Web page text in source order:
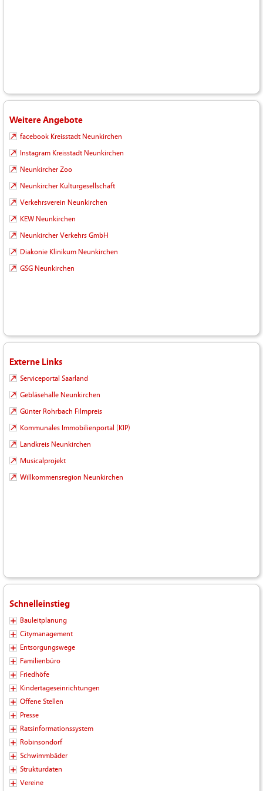
Weitere Angebote
facebook Kreisstadt Neunkirchen
Instagram Kreisstadt Neunkirchen
Neunkircher Zoo
Neunkircher Kulturgesellschaft
Verkehrsverein Neunkirchen
KEW Neunkirchen
Neunkircher Verkehrs GmbH
Diakonie Klinikum Neunkirchen
GSG Neunkirchen
Externe Links
Serviceportal Saarland
Gebläsehalle Neunkirchen
Günter Rohrbach Filmpreis
Kommunales Immobilienportal (KIP)
Landkreis Neunkirchen
Musicalprojekt
Willkommensregion Neunkirchen
Schnelleinstieg
Bauleitplanung
Citymanagement
Entsorgungswege
Familienbüro
Friedhöfe
Kindertageseinrichtungen
Offene Stellen
Presse
Ratsinformationssystem
Robinsondorf
Schwimmbäder
Strukturdaten
Vereine